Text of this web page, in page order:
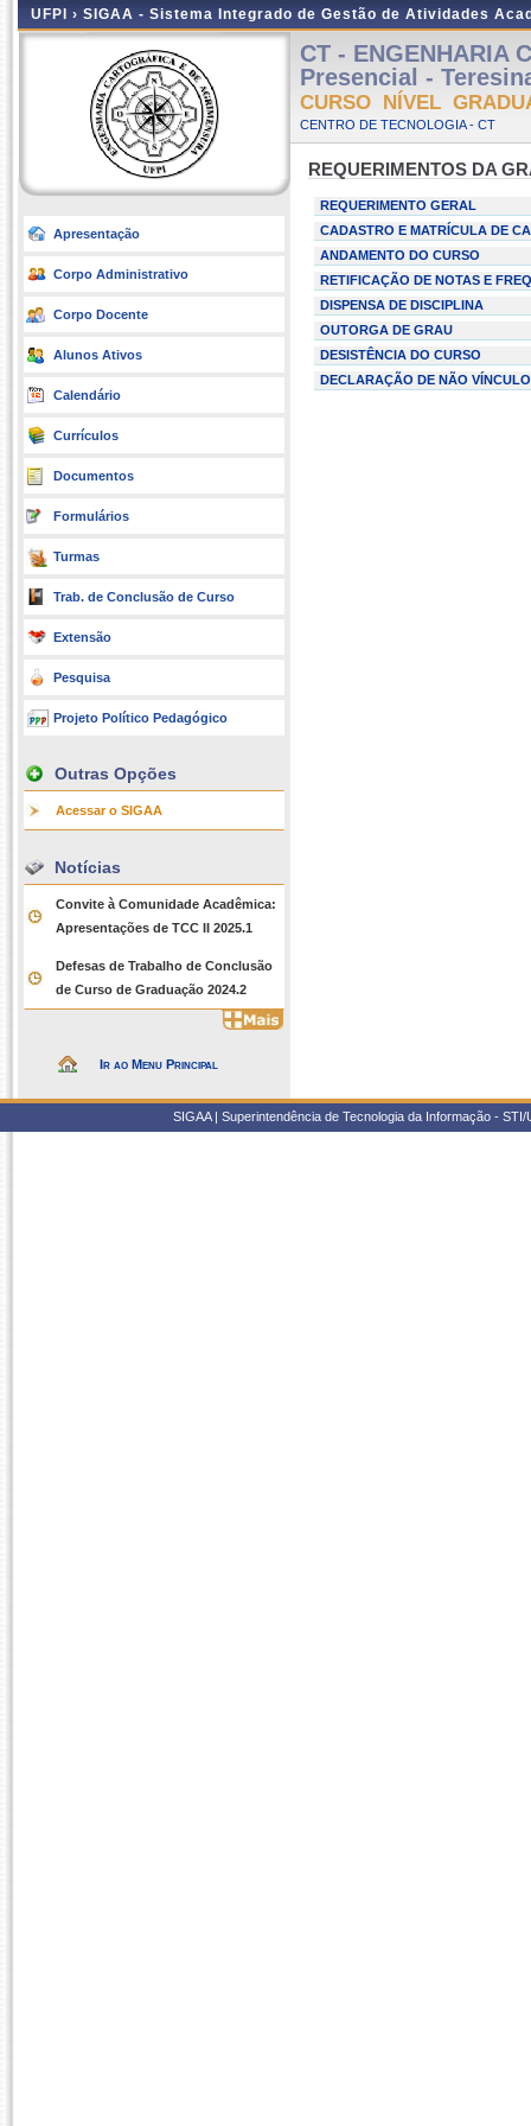
UFPI › SIGAA - Sistema Integrado de Gestão de Atividades
Apresentação
Corpo Administrativo
Corpo Docente
Alunos Ativos
Calendário
Currículos
Documentos
Formulários
Turmas
Trab. de Conclusão de Curso
Extensão
Pesquisa
Projeto Político Pedagógico
Outras Opções
Acessar o SIGAA
Notícias
Convite à Comunidade Acadêmica:
Apresentações de TCC II 2025.1
Defesas de Trabalho de Conclusão
de Curso de Graduação 2024.2
Ir ao Menu Principal
CT - ENGENHARIA
Presencial -
CURSO NÍVEL
CENTRO DE TECNOLOGIA - CT
REQUERIMENTOS DA
REQUERIMENTO GERAL
CADASTRO E MATRÍCULA DE
ANDAMENTO DO CURSO
RETIFICAÇÃO DE NOTAS E
DISPENSA DE DISCIPLINA
OUTORGA DE GRAU
DESISTÊNCIA DO CURSO
DECLARAÇÃO DE NÃO VÍNCULO
SIGAA | Superintendência de Tecnologia da Informação -